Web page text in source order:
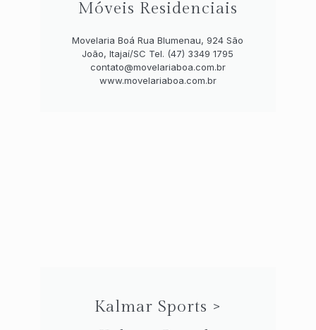
Móveis Residenciais
Movelaria Boá Rua Blumenau, 924 São
João, Itajaí/SC Tel. (47) 3349 1795
contato@movelariaboa.com.br
www.movelariaboa.com.br
Kalmar Sports >